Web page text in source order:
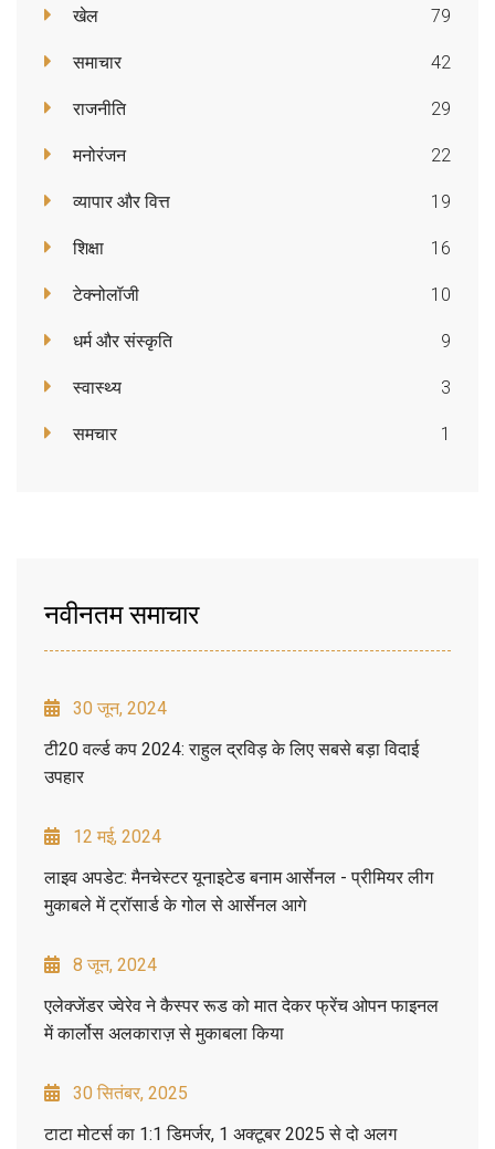
खेल 79
समाचार 42
राजनीति 29
मनोरंजन 22
व्यापार और वित्त 19
शिक्षा 16
टेक्नोलॉजी 10
धर्म और संस्कृति 9
स्वास्थ्य 3
समचार 1
नवीनतम समाचार
30 जून, 2024
टी20 वर्ल्ड कप 2024: राहुल द्रविड़ के लिए सबसे बड़ा विदाई
उपहार
12 मई, 2024
लाइव अपडेट: मैनचेस्टर यूनाइटेड बनाम आर्सेनल - प्रीमियर लीग
मुकाबले में ट्रॉसार्ड के गोल से आर्सेनल आगे
8 जून, 2024
एलेक्जेंडर ज्वेरेव ने कैस्पर रूड को मात देकर फ्रेंच ओपन फाइनल
में कार्लोस अलकाराज़ से मुकाबला किया
30 सितंबर, 2025
टाटा मोटर्स का 1:1 डिमर्जर, 1 अक्टूबर 2025 से दो अलग